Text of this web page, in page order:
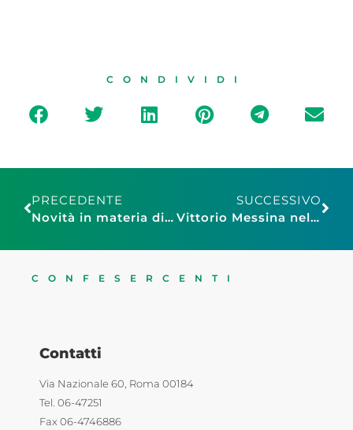
CONDIVIDI
PRECEDENTE
Novità in materia di credito alle imprese
SUCCESSIVO
Vittorio Messina nel Comitato permanente di promozione del turismo in Italia
CONFESERCENTI
Contatti
Via Nazionale 60, Roma 00184
Tel. 06-47251
Fax 06-4746886